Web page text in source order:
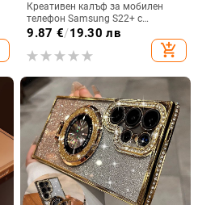
Креативен калъф за мобилен
телефон Samsung S22+ с
остъклено цвете, защита от
падане, Ultra Film Case за Apple
13
9.87 €/19.30 лв
add_shopping_cart